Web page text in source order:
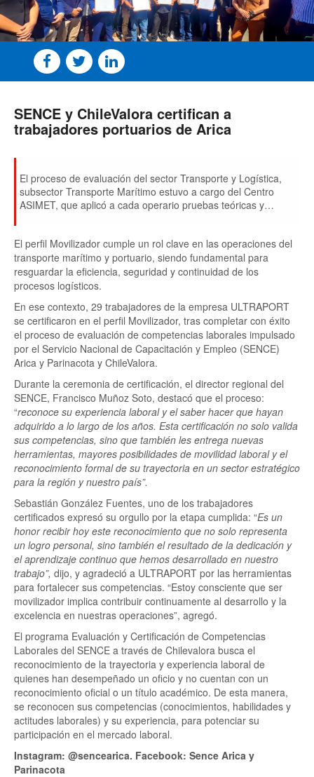
SENCE y ChileValora certifican a
trabajadores portuarios de Arica
El proceso de evaluación del sector Transporte y Logística,
subsector Transporte Marítimo estuvo a cargo del Centro
ASIMET, que aplicó a cada operario pruebas teóricas y
El perfil Movilizador cumple un rol clave en las operaciones del
transporte marítimo y portuario, siendo fundamental para
resguardar la eficiencia, seguridad y continuidad de los
procesos logísticos.
En ese contexto, 29 trabajadores de la empresa ULTRAPORT
se certificaron en el perfil Movilizador, tras completar con éxito
el proceso de evaluación de competencias laborales impulsado
por el Servicio Nacional de Capacitación y Empleo (SENCE)
Arica y Parinacota y ChileValora.
Durante la ceremonia de certificación, el director regional del
SENCE, Francisco Muñoz Soto, destacó que el proceso:
“reconoce su experiencia laboral y el saber hacer que hayan
adquirido a lo largo de los años. Esta certificación no solo valida
sus competencias, sino que también les entrega nuevas
herramientas, mayores posibilidades de movilidad laboral y el
reconocimiento formal de su trayectoria en un sector estratégico
para la región y nuestro país”.
Sebastián González Fuentes, uno de los trabajadores
certificados expresó su orgullo por la etapa cumplida: “Es un
honor recibir hoy este reconocimiento que no solo representa
un logro personal, sino también el resultado de la dedicación y
el aprendizaje continuo que hemos desarrollado en nuestro
trabajo”, dijo, y agradeció a ULTRAPORT por las herramientas
para fortalecer sus competencias. “Estoy consciente que ser
movilizador implica contribuir continuamente al desarrollo y la
excelencia en nuestras operaciones”, agregó.
El programa Evaluación y Certificación de Competencias
Laborales del SENCE a través de Chilevalora busca el
reconocimiento de la trayectoria y experiencia laboral de
quienes han desempeñado un oficio y no cuentan con un
reconocimiento oficial o un título académico. De esta manera,
se reconocen sus competencias (conocimientos, habilidades y
actitudes laborales) y su experiencia, para potenciar su
participación en el mercado laboral.
Instagram: @sencearica. Facebook: Sence Arica y
Parinacota